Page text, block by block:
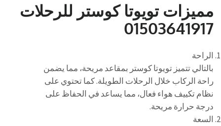
مميزات تويوتا كوستر للرحلات
01503641917
الراحة
بالتالي تتميز تويوتا كوستر بمقاعد مريحة، مما يضمن
راحة الركاب خلال الرحلات الطويلة. كما تحتوي على
نظام تكييف هواء فعال، مما يساعد في الحفاظ على
درجة حرارة مريحة.
السعة